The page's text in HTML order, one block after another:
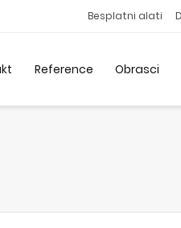
Besplatni alati
Reference Obrasci